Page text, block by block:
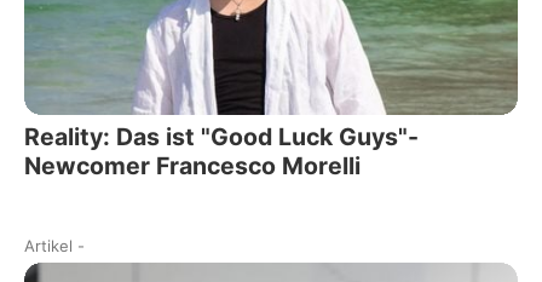
Reality: Das ist "Good Luck Guys"-
Newcomer Francesco Morelli
Artikel -